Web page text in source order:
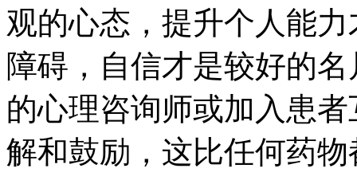
观的心态，提升个人能
障碍，自信才是较好的
的心理咨询师或加入患
解和鼓励，这比任何药